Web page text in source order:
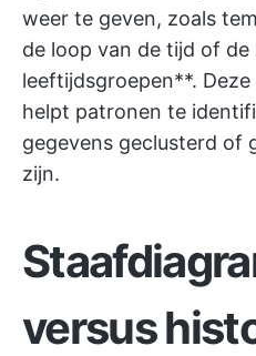
weer te geven, zoals
de loop van de tijd of
leeftijdsgroepen**.
helpt patronen te
gegevens geclusterd of
zijn.
versus